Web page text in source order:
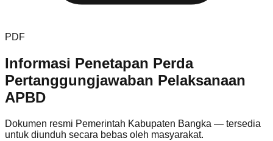
PDF
Informasi Penetapan Perda
Pertanggungjawaban Pelaksanaan
APBD
Dokumen resmi Pemerintah Kabupaten Bangka — tersedia
untuk diunduh secara bebas oleh masyarakat.